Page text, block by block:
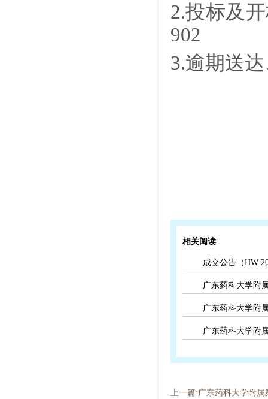
2.投标及
902
3.逾期送
相关阅读
成交公告（HW-
广东药科大学附
广东药科大学附
广东药科大学附
上一篇:广东药科大学附属